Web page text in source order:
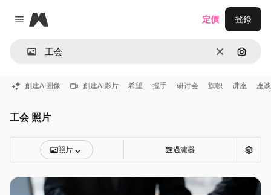
Close menu
Magnific
清除 通過圖
定價 登錄
創建AI圖像 創建AI影片 希望 握手 研讨会 旗帜 讲座 座
工会 照片
照片 過濾器